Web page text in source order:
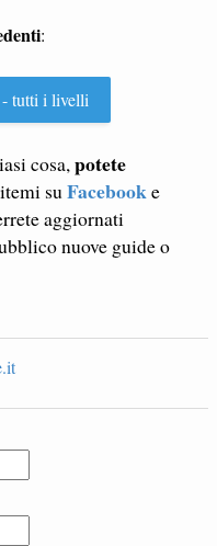
:
tutti i livelli
cosa,potete
suFacebooke
aggiornati
nuove guide o